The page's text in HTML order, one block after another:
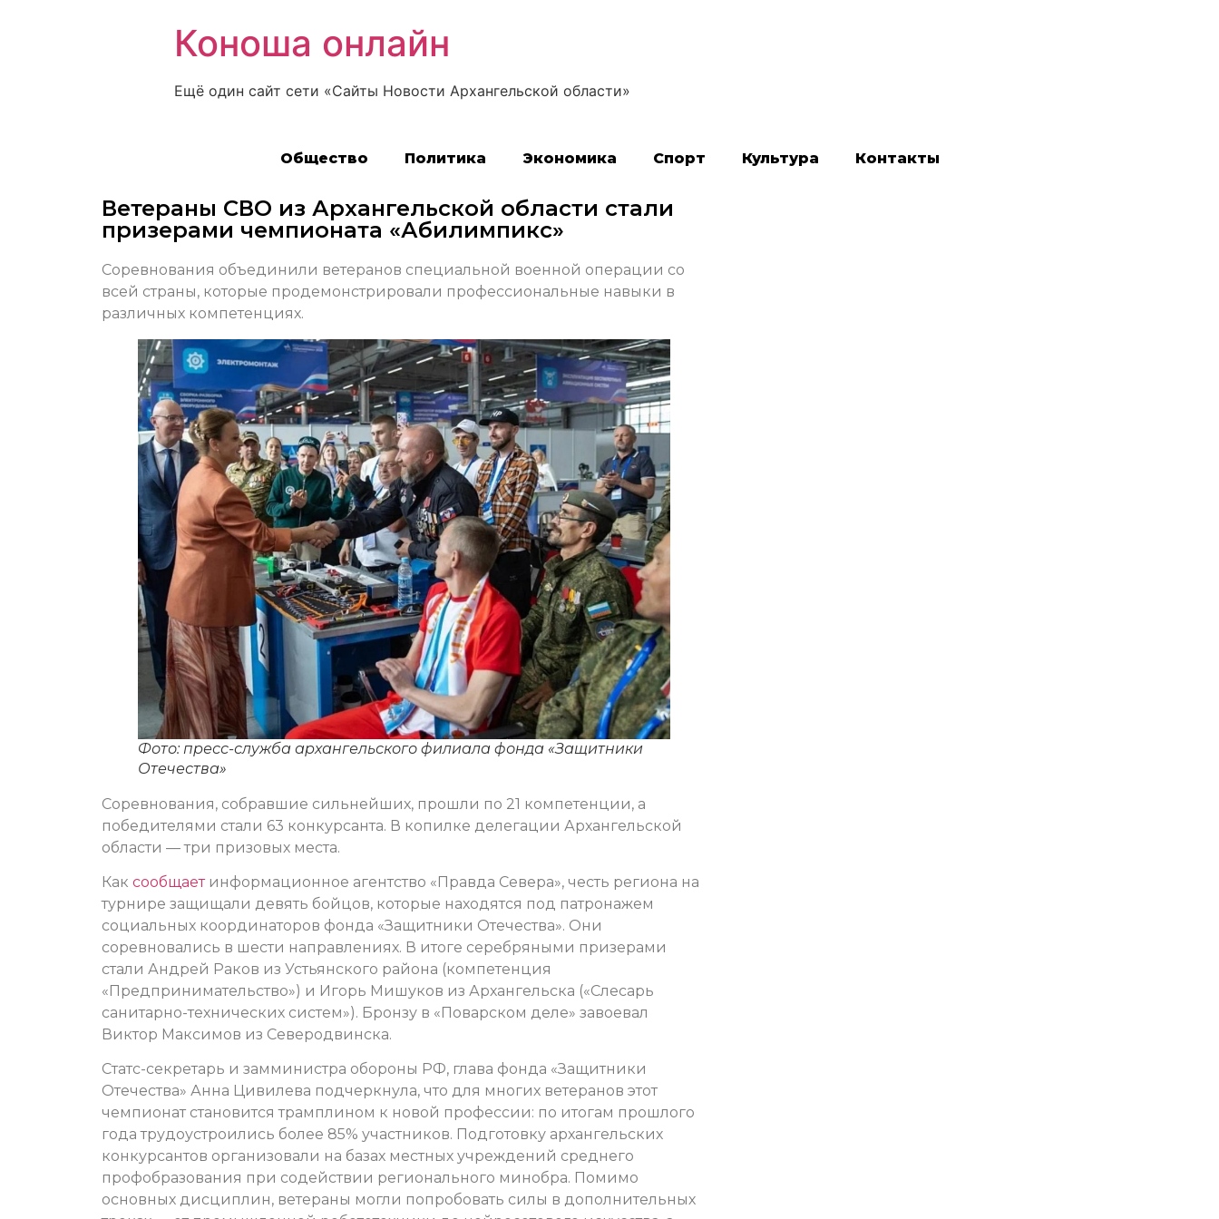
Коноша онлайн
Ещё один сайт сети «Сайты Новости Архангельской области»
Общество Политика Экономика Спорт Культура Контакты
Ветераны СВО из Архангельской области стали
призерами чемпионата «Абилимпикс»
Соревнования объединили ветеранов специальной военной операции со
всей страны, которые продемонстрировали профессиональные навыки в
различных компетенциях.
Фото: пресс-служба архангельского филиала фонда «Защитники
Отечества»
Соревнования, собравшие сильнейших, прошли по 21 компетенции, а
победителями стали 63 конкурсанта. В копилке делегации Архангельской
области — три призовых места.
Как сообщаетинформационное агентство «Правда Севера», честь региона на
турнире защищали девять бойцов, которые находятся под патронажем
социальных координаторов фонда «Защитники Отечества». Они
соревновались в шести направлениях. В итоге серебряными призерами
стали Андрей Раков из Устьянского района (компетенция
«Предпринимательство») и Игорь Мишуков из Архангельска («Слесарь
санитарно-технических систем»). Бронзу в «Поварском деле» завоевал
Виктор Максимов из Северодвинска.
Статс-секретарь и замминистра обороны РФ, глава фонда «Защитники
Отечества» Анна Цивилева подчеркнула, что для многих ветеранов этот
чемпионат становится трамплином к новой профессии: по итогам прошлого
года трудоустроились более 85% участников. Подготовку архангельских
конкурсантов организовали на базах местных учреждений среднего
профобразования при содействии регионального минобра. Помимо
основных дисциплин, ветераны могли попробовать силы в дополнительных